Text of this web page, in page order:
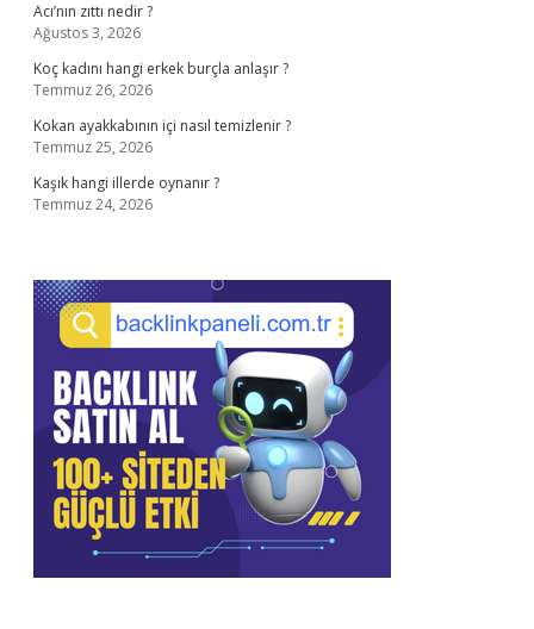
Acı’nın zıttı nedir ?
Ağustos 3, 2026
Koç kadını hangi erkek burçla anlaşır ?
Temmuz 26, 2026
Kokan ayakkabının içi nasıl temizlenir ?
Temmuz 25, 2026
Kaşık hangi illerde oynanır ?
Temmuz 24, 2026